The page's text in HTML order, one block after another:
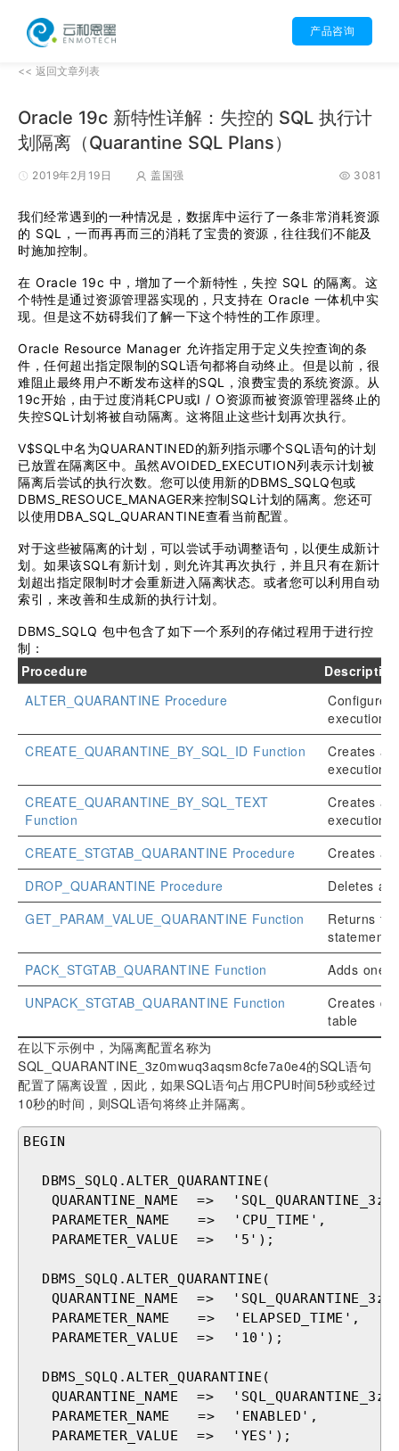
产品咨询
<< 返回文章列表
Oracle 19c 新特性详解：失控的 SQL 执行计
划隔离（Quarantine SQL Plans）
2019年2月19日 盖国强 3081
我们经常遇到的一种情况是，数据库中运行了一条非常消耗资源
的 SQL，一而再再而三的消耗了宝贵的资源，往往我们不能及
时施加控制。
在 Oracle 19c 中，增加了一个新特性，失控 SQL 的隔离。这
个特性是通过资源管理器实现的，只支持在 Oracle 一体机中实
现。但是这不妨碍我们了解一下这个特性的工作原理。
Oracle Resource Manager 允许指定用于定义失控查询的条
件，任何超出指定限制的SQL语句都将自动终止。但是以前，很
难阻止最终用户不断发布这样的SQL，浪费宝贵的系统资源。从
19c开始，由于过度消耗CPU或I / O资源而被资源管理器终止的
失控SQL计划将被自动隔离。这将阻止这些计划再次执行。
V$SQL中名为QUARANTINED的新列指示哪个SQL语句的计划
已放置在隔离区中。虽然AVOIDED_EXECUTION列表示计划被
隔离后尝试的执行次数。您可以使用新的DBMS_SQLQ包或
DBMS_RESOUCE_MANAGER来控制SQL计划的隔离。您还可
以使用DBA_SQL_QUARANTINE查看当前配置。
对于这些被隔离的计划，可以尝试手动调整语句，以便生成新计
划。如果该SQL有新计划，则允许其再次执行，并且只有在新计
划超出指定限制时才会重新进入隔离状态。或者您可以利用自动
索引，来改善和生成新的执行计划。
DBMS_SQLQ 包中包含了如下一个系列的存储过程用于进行控
制：
Procedure
Description
ALTER_QUARANTINE Procedure
execution
CREATE_QUARANTINE_BY_SQL_ID Function
Creates a
execution
CREATE_QUARANTINE_BY_SQL_TEXT
Function
Creates a
execution
CREATE_STGTAB_QUARANTINE Procedure
Creates a
DROP_QUARANTINE Procedure
Deletes a
GET_PARAM_VALUE_QUARANTINE Function
Returns
statement
PACK_STGTAB_QUARANTINE Function
Adds one
UNPACK_STGTAB_QUARANTINE Function
Creates
table
在以下示例中，为隔离配置名称为
SQL_QUARANTINE_3z0mwuq3aqsm8cfe7a0e4的SQL语句
配置了隔离设置，因此，如果SQL语句占用CPU时间5秒或经过
10秒的时间，则SQL语句将终止并隔离。
BEGIN
DBMS_SQLQ.ALTER_QUARANTINE(
QUARANTINE_NAME  =>
PARAMETER_NAME   =>  'CPU_TIME',
PARAMETER_VALUE  =>  '5');
DBMS_SQLQ.ALTER_QUARANTINE(
QUARANTINE_NAME  =>
PARAMETER_NAME   =>  'ELAPSED_TIME',
PARAMETER_VALUE  =>  '10');
DBMS_SQLQ.ALTER_QUARANTINE(
QUARANTINE_NAME  =>
PARAMETER_NAME   =>  'ENABLED',
PARAMETER_VALUE  =>  'YES');